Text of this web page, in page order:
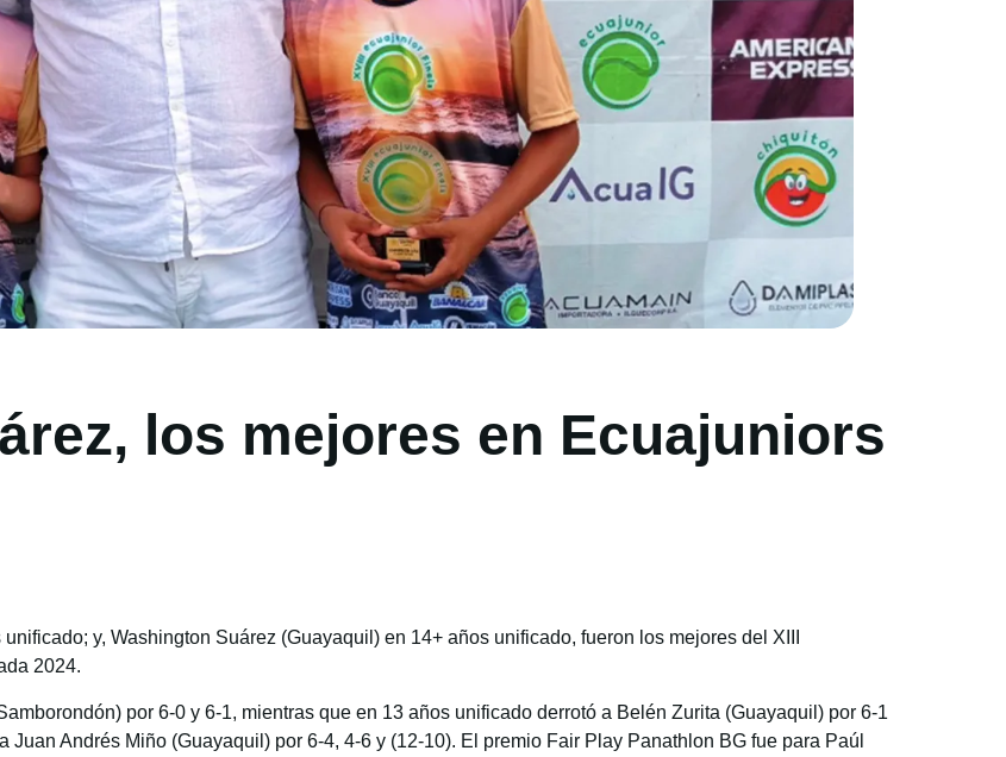
los mejores en Ecuajuniors
y, Washington Suárez (Guayaquil) en 14+ años unificado, fueron los mejores del XIII
2024.
por 6-0 y 6-1, mientras que en 13 años unificado derrotó a Belén Zurita (Guayaquil) por 6-1
Andrés Miño (Guayaquil) por 6-4, 4-6 y (12-10). El premio Fair Play Panathlon BG fue para Paúl